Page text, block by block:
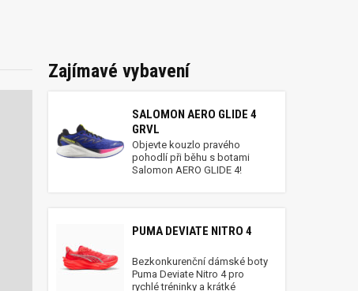
Zajímavé vybavení
SALOMON AERO GLIDE 4
GRVL
Objevte kouzlo pravého
pohodlí při běhu s botami
Salomon AERO GLIDE 4!
PUMA DEVIATE NITRO 4
Bezkonkurenční dámské boty
Puma Deviate Nitro 4 pro
rychlé tréninky a krátké